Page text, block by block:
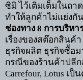
ซิมิ ไว้เติมเต็มในถา
ทำให้ลูกค้าไม่แย่งกั
ช่องทาง 8 การบริห
เรื่องของสต๊อกสินค้
ธุรกิจผลิต ธุรกิจซื้อ
กรณีของร้านค้าปลีก
Carrefour, Lotus เป็